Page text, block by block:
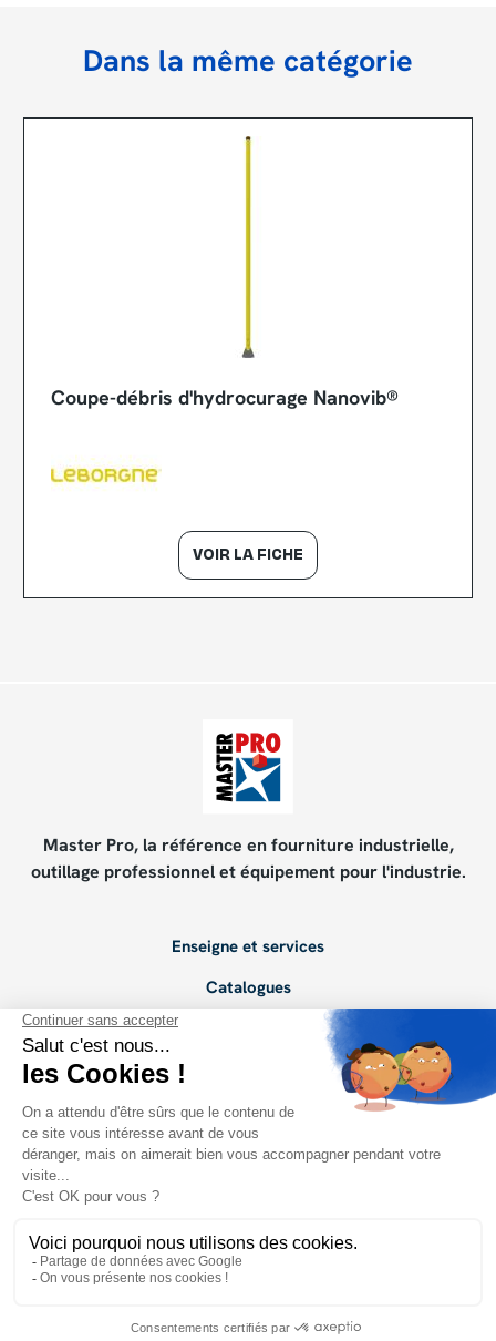
Dans la même catégorie
Coupe-débris d'hydrocurage Nanovib®
VOIR LA FICHE
Master Pro, la référence en fourniture industrielle,
outillage professionnel et équipement pour l'industrie.
Enseigne et services
Catalogues
Conseils de pros